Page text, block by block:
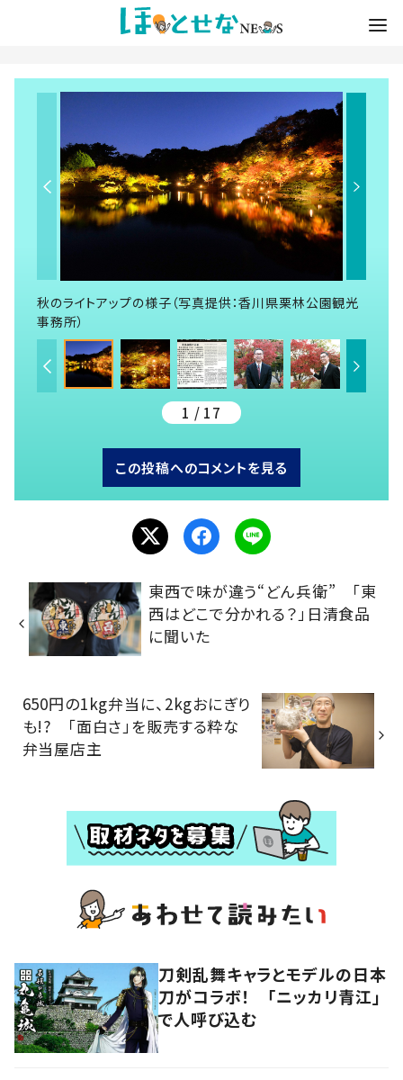
秋のライトアップの様子（写真提供：香川県栗林公園観光
事務所）
1 / 17
この投稿へのコメントを見る
東西で味が違う“どん兵衛” 「東
西はどこで分かれる？」日清食品
に聞いた
650円の1kg弁当に、2kgおにぎり
も!? 「面白さ」を販売する粋な
弁当屋店主
刀剣乱舞キャラとモデルの日本
刀がコラボ！ 「ニッカリ青江」
で人呼び込む